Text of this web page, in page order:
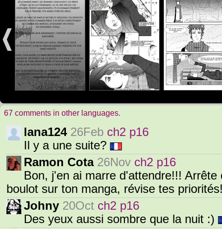
67 comments in other languages.
lana124 26Feb ch2 p16
Il y a une suite?
Ramon Cota 26Nov ch2 p16
Bon, j'en ai marre d'attendre!!!
boulot sur ton manga, révise tes
Johny 20Oct ch2 p16
Des yeux aussi sombre que la nuit :)